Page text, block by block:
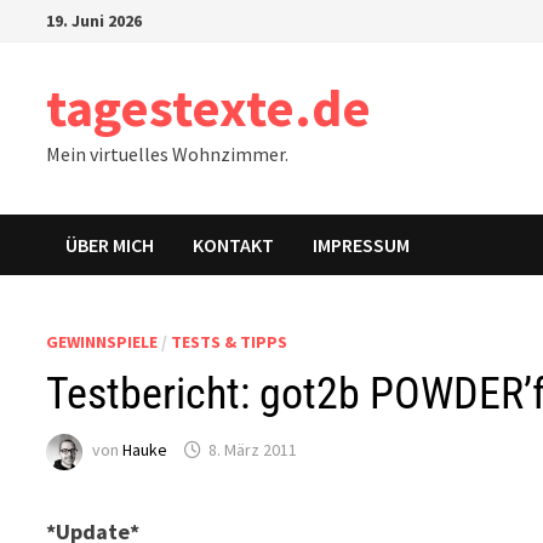
19. Juni 2026
tagestexte.de
Mein virtuelles Wohnzimmer.
ÜBER MICH KONTAKT IMPRESSUM
GEWINNSPIELE / TESTS & TIPPS
Testbericht: got2b
vonHauke 8. März 2011
*Update*